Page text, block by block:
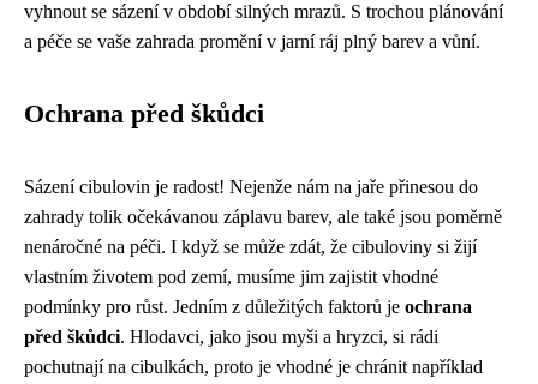
vyhnout se sázení v období silných mrazů. S trochou plánování
a péče se vaše zahrada promění v jarní ráj plný barev a vůní.
Ochrana před škůdci
Sázení cibulovin je radost! Nejenže nám na jaře přinesou do
zahrady tolik očekávanou záplavu barev, ale také jsou poměrně
nenáročné na péči. I když se může zdát, že cibuloviny si žijí
vlastním životem pod zemí, musíme jim zajistit vhodné
podmínky pro růst. Jedním z důležitých faktorů je ochrana
před škůdci. Hlodavci, jako jsou myši a hryzci, si rádi
pochutnají na cibulkách, proto je vhodné je chránit například